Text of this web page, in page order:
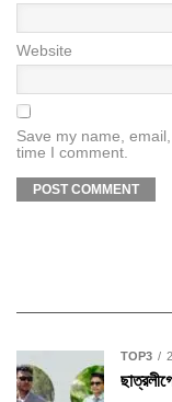
Website
Save my name,
time I comment.
TOP3